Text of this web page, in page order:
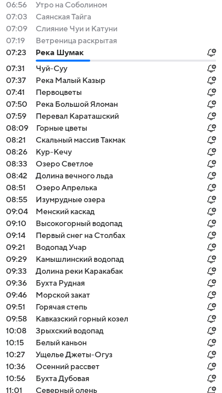
06:56
Утро на Соболином
07:03
Саянская Тайга
07:09
Слияние Чуи и Катуни
07:19
Ветреница раскрытая
07:23
Река Шумак
07:31
Чуй-Суу
07:37
Река Малый Казыр
07:41
Первоцветы
07:50
Река Большой Яломан
07:59
Перевал Караташский
08:09
Горные цветы
08:21
Скальный массив Такмак
08:26
Кур-Кечу
08:33
Озеро Светлое
08:42
Долина вечного льда
08:51
Озеро Апрелька
08:55
Изумрудные озера
09:04
Менский каскад
09:10
Высокогорный водопад
09:14
Первый снег на Столбах
09:21
Водопад Учар
09:29
Камышлинский водопад
09:33
Долина реки Каракабак
09:36
Бухта Рудная
09:46
Морской закат
09:51
Горячая степь
09:58
Кавказский горный козел
10:08
Зрыхский водопад
10:15
Белый каньон
10:27
Ущелье Джеты-Огуз
10:36
Осенний рассвет
10:56
Бухта Дубовая
11:01
Северный олень